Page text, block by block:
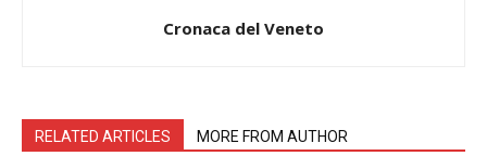
Cronaca del Veneto
RELATED ARTICLES MORE FROM AUTHOR